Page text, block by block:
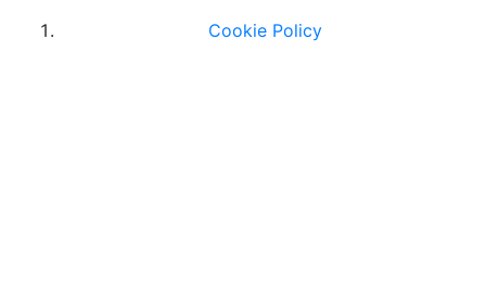
Cookie Policy